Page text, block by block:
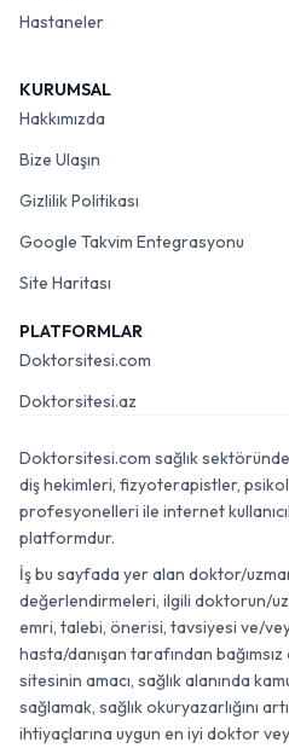
Hastaneler
KURUMSAL
Hakkımızda
Bize Ulaşın
Gizlilik Politikası
Google Takvim Entegrasyonu
Site Haritası
PLATFORMLAR
Doktorsitesi.com
Doktorsitesi.az
Doktorsitesi.com sağlık
diş hekimleri, fizyoterapistler,
profesyonelleri ile internet
platformdur.
İş bu sayfada yer alan doktor/
değerlendirmeleri, ilgili doktorun/
emri, talebi, önerisi, tavsiyesi ve/
hasta/danışan tarafından
sitesinin amacı, sağlık alanında
sağlamak, sağlık okuryazarlığını
ihtiyaçlarına uygun en iyi doktor